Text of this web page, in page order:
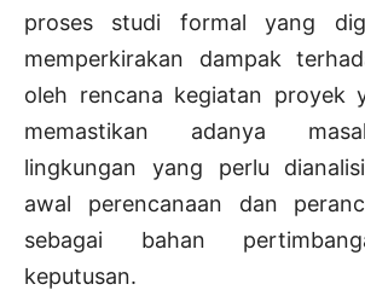
proses studi formal yang
memperkirakan dampak
oleh rencana kegiatan proyek
memastikan adanya
lingkungan yang perlu
awal perencanaan dan
sebagai bahan
keputusan.